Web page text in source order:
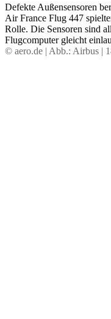
Defekte Außensensoren
Air France Flug 447
Rolle. Die Sensoren sind
Flugcomputer gleicht
© aero.de | Abb.: Airbus |